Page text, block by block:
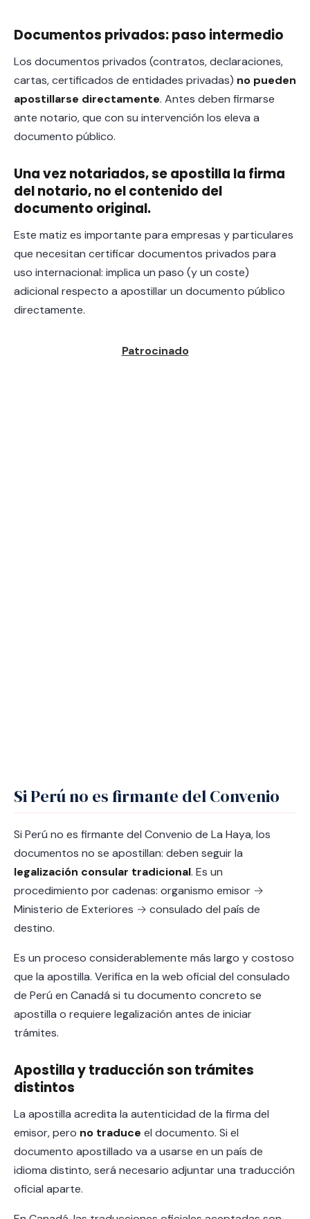
Documentos privados: paso intermedio
Los documentos privados (contratos, declaraciones,
cartas, certificados de entidades privadas) no pueden
apostillarse directamente. Antes deben firmarse
ante notario, que con su intervención los eleva a
documento público.
Una vez notariados, se apostilla la firma
del notario, no el contenido del
documento original.
Este matiz es importante para empresas y particulares
que necesitan certificar documentos privados para
uso internacional: implica un paso (y un coste)
adicional respecto a apostillar un documento público
directamente.
Si Perú no es firmante del Convenio
Si Perú no es firmante del Convenio de La Haya, los
documentos no se apostillan: deben seguir la
legalización consular tradicional. Es un
procedimiento por cadenas: organismo emisor →
Ministerio de Exteriores → consulado del país de
destino.
Es un proceso considerablemente más largo y costoso
que la apostilla. Verifica en la web oficial del consulado
de Perú en Canadá si tu documento concreto se
apostilla o requiere legalización antes de iniciar
trámites.
Apostilla y traducción son trámites
distintos
La apostilla acredita la autenticidad de la firma del
emisor, pero no traduce el documento. Si el
documento apostillado va a usarse en un país de
idioma distinto, será necesario adjuntar una traducción
oficial aparte.